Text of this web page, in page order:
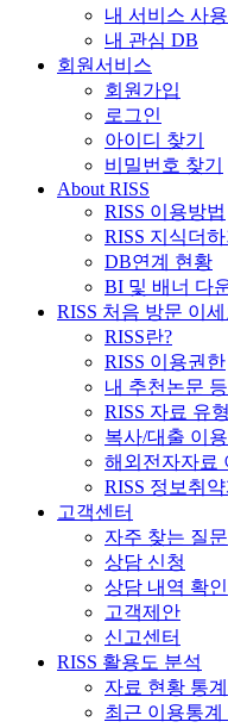
내 서비스 사
내 관심 DB
회원서비스
회원가입
로그인
아이디 찾기
비밀번호 찾기
About RISS
RISS 이용방법
RISS 지식더하
DB연계 현황
BI 및 배너 다
RISS 처음 방문 이
RISS란?
RISS 이용권한
내 추천논문
RISS 자료 유
복사/대출 이
해외전자자료
RISS 정보취
고객센터
자주 찾는 질문
상담 신청
상담 내역 확인
고객제안
신고센터
RISS 활용도 분석
자료 현황 통계
최근 이용통계